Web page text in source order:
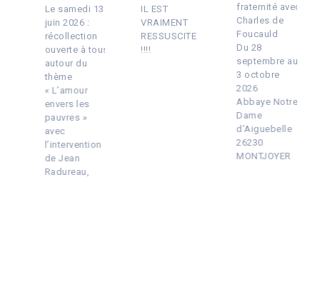
Le samedi 13
juin 2026 :
récollection
ouverte à tous
autour du
thème
« L’amour
envers les
pauvres »
avec
l’intervention
de Jean
Radureau,
IL EST
VRAIMENT
RESSUSCITE
!!!!
fraternité avec
Charles de
Foucauld
Du 28
septembre au
3 octobre
2026
Abbaye Notre
Dame
d’Aiguebelle
26230
MONTJOYER